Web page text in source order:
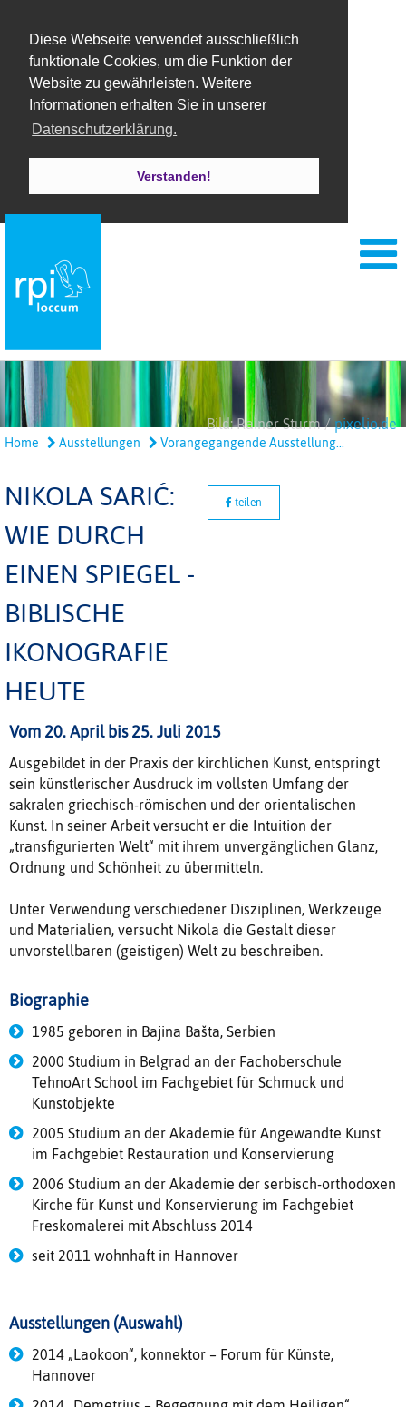
Diese Webseite verwendet ausschließlich
funktionale Cookies, um die Funktion der
Website zu gewährleisten. Weitere
Informationen erhalten Sie in unserer
Datenschutzerklärung.
Verstanden!
Bild: Rainer Sturm / pixelio.de
Home Ausstellungen Vorangegangende Ausstellung...
NIKOLA SARIĆ:
WIE DURCH
EINEN SPIEGEL -
BIBLISCHE
IKONOGRAFIE
HEUTE
teilen
Vom 20. April bis 25. Juli 2015
Ausgebildet in der Praxis der kirchlichen Kunst, entspringt
sein künstlerischer Ausdruck im vollsten Umfang der
sakralen griechisch-römischen und der orientalischen
Kunst. In seiner Arbeit versucht er die Intuition der
„transfigurierten Welt“ mit ihrem unvergänglichen Glanz,
Ordnung und Schönheit zu übermitteln.
Unter Verwendung verschiedener Disziplinen, Werkzeuge
und Materialien, versucht Nikola die Gestalt dieser
unvorstellbaren (geistigen) Welt zu beschreiben.
Biographie
1985 geboren in Bajina Bašta, Serbien
2000 Studium in Belgrad an der Fachoberschule
TehnoArt School im Fachgebiet für Schmuck und
Kunstobjekte
2005 Studium an der Akademie für Angewandte Kunst
im Fachgebiet Restauration und Konservierung
2006 Studium an der Akademie der serbisch-orthodoxen
Kirche für Kunst und Konservierung im Fachgebiet
Freskomalerei mit Abschluss 2014
seit 2011 wohnhaft in Hannover
Ausstellungen (Auswahl)
2014 „Laokoon“, konnektor – Forum für Künste,
Hannover